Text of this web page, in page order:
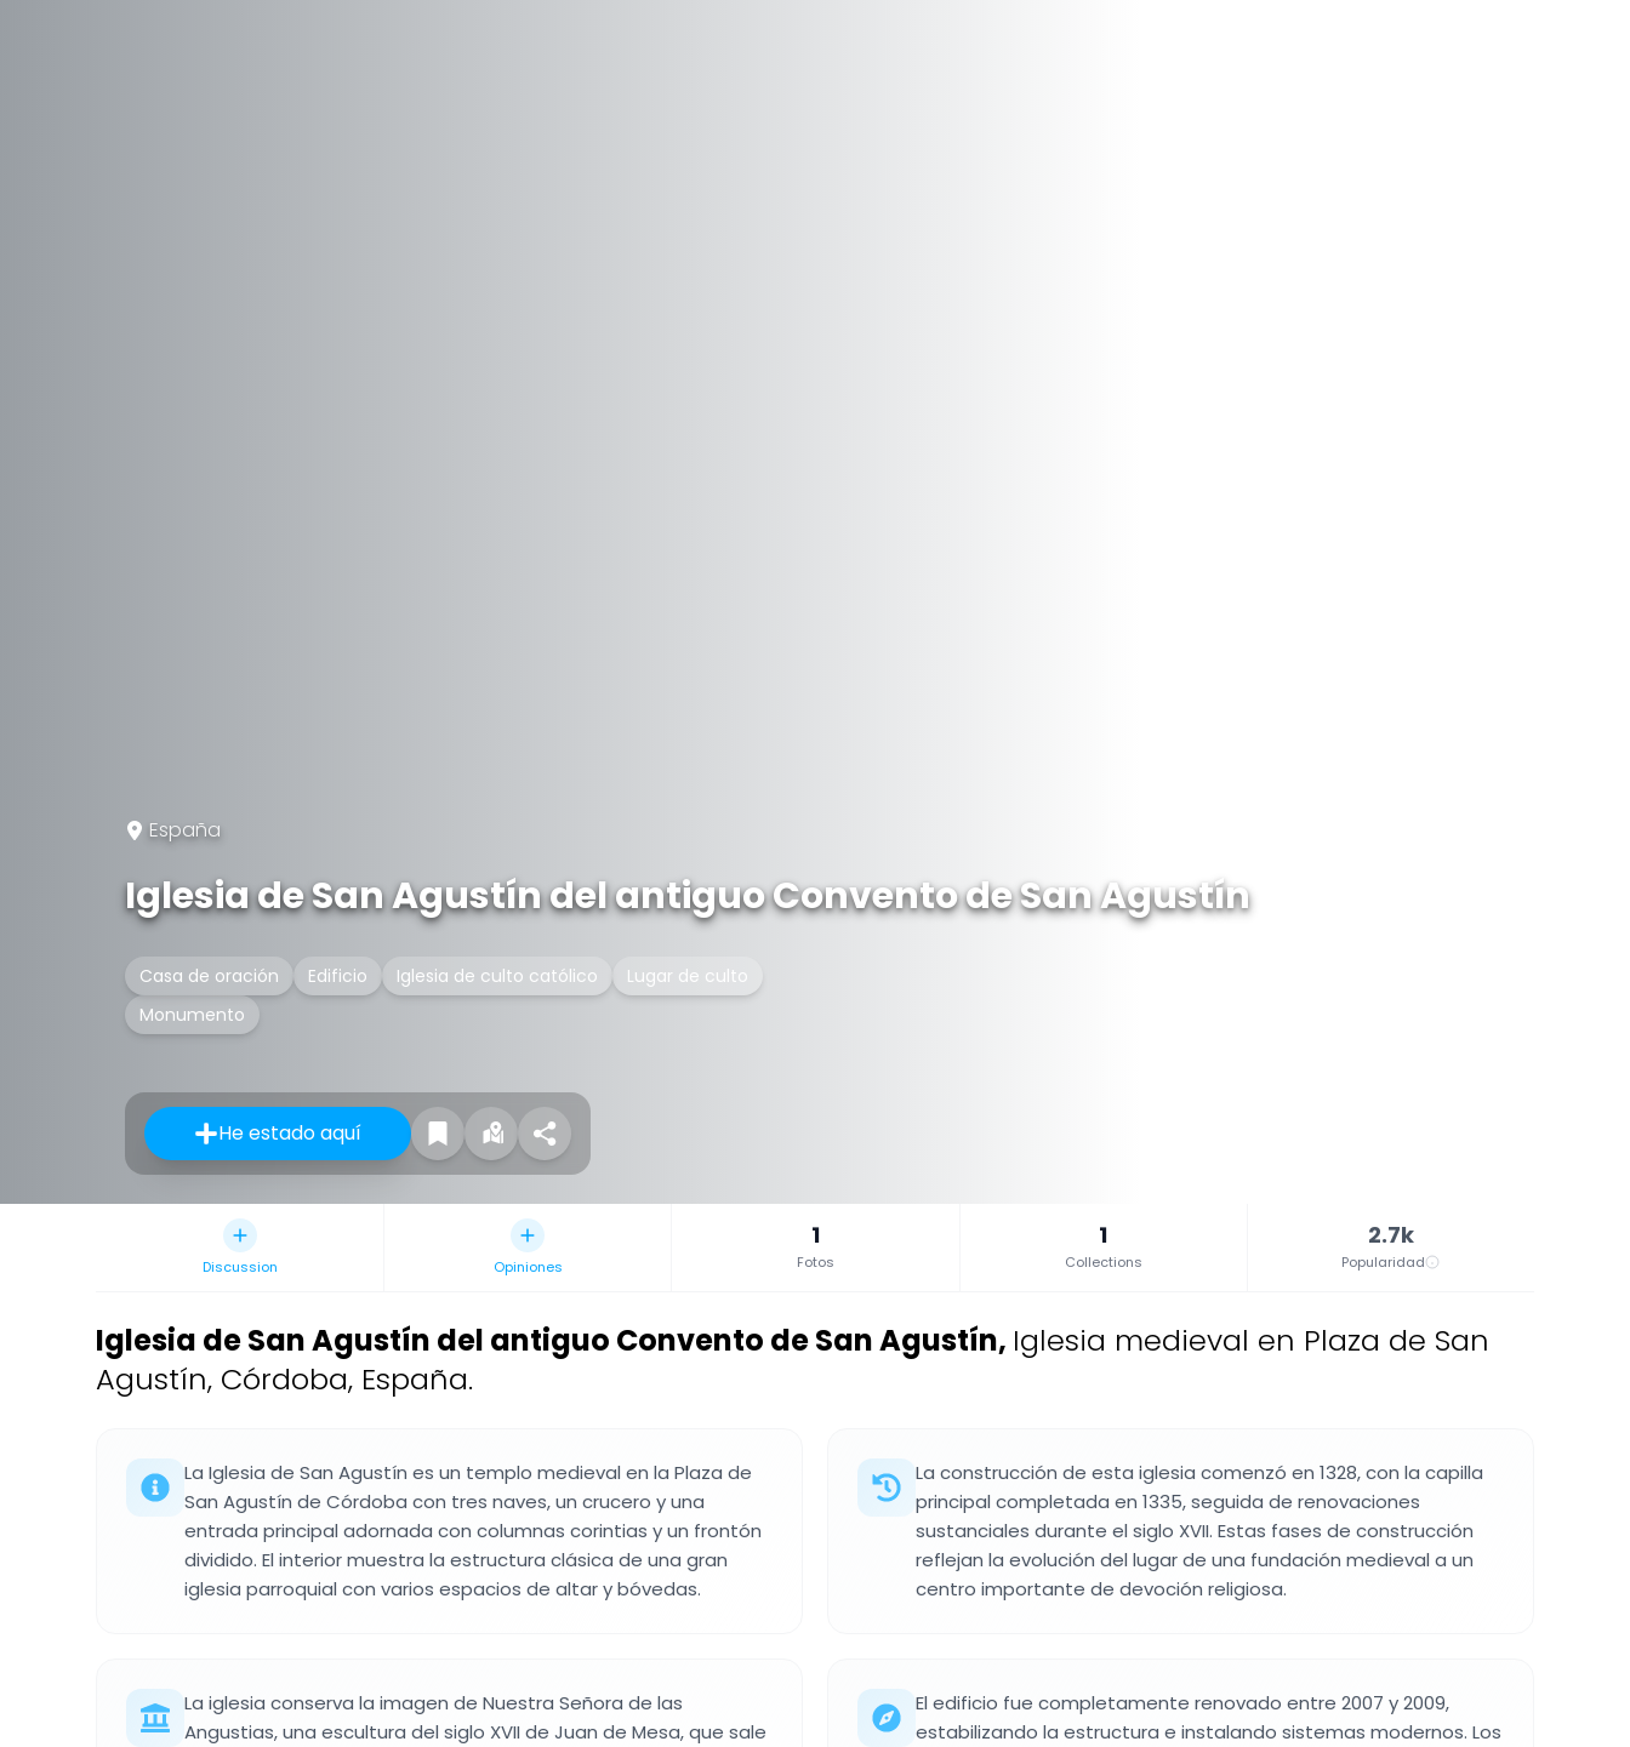
España
Iglesia de San Agustín del antiguo Convento de San Agustín
Casa de oración Edificio Iglesia de culto católico
Lugar de culto
Monumento
He estado aquí
Discussion Opiniones
1
Fotos
1
Collections
2.7k
Popularidad
Iglesia de San Agustín del antiguo Convento de San Agustín, Iglesia medieval en Plaza de San
Agustín, Córdoba, España.
La Iglesia de San Agustín es un templo medieval en la Plaza de
San Agustín de Córdoba con tres naves, un crucero y una
entrada principal adornada con columnas corintias y un frontón
dividido. El interior muestra la estructura clásica de una gran
iglesia parroquial con varios espacios de altar y bóvedas.
La construcción de esta iglesia comenzó en 1328, con la capilla
principal completada en 1335, seguida de renovaciones
sustanciales durante el siglo XVII. Estas fases de construcción
reflejan la evolución del lugar de una fundación medieval a un
centro importante de devoción religiosa.
La iglesia conserva la imagen de Nuestra Señora de las
Angustias, una escultura del siglo XVII de Juan de Mesa, que sale
El edificio fue completamente renovado entre 2007 y 2009,
estabilizando la estructura e instalando sistemas modernos. Los